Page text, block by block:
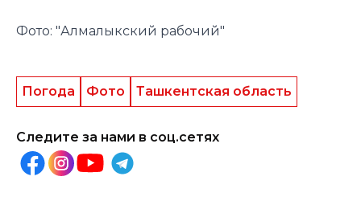
Фото: "Алмалыкский рабочий"
Погода Фото Ташкентская область
Следите за нами в соц.сетях